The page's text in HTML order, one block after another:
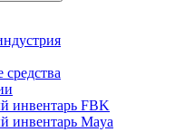
инвентарь FBK
инвентарь Maya